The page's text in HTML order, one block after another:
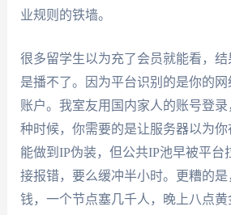
业规则的铁墙。
很多留学生以为充了会员就能看，
是播不了。因为平台识别的是你的
账户。我室友用国内家人的账号登
种时候，你需要的是让服务器以为
能做到IP伪装，但公共IP池早被平台
接报错，要么缓冲半小时。更糟的
钱，一个节点塞几千人，晚上八点黄